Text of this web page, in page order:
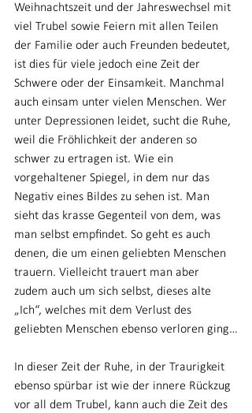
Weihnachtszeit und der Jahreswechsel mit
viel Trubel sowie Feiern mit allen Teilen
der Familie oder auch Freunden bedeutet,
ist dies für viele jedoch eine Zeit der
Schwere oder der Einsamkeit. Manchmal
auch einsam unter vielen Menschen. Wer
unter Depressionen leidet, sucht die Ruhe,
weil die Fröhlichkeit der anderen so
schwer zu ertragen ist. Wie ein
vorgehaltener Spiegel, in dem nur das
Negativ eines Bildes zu sehen ist. Man
sieht das krasse Gegenteil von dem, was
man selbst empfindet. So geht es auch
denen, die um einen geliebten Menschen
trauern. Vielleicht trauert man aber
zudem auch um sich selbst, dieses alte
„Ich“, welches mit dem Verlust des
geliebten Menschen ebenso verloren ging…
In dieser Zeit der Ruhe, in der Traurigkeit
ebenso spürbar ist wie der innere Rückzug
vor all dem Trubel, kann auch die Zeit des